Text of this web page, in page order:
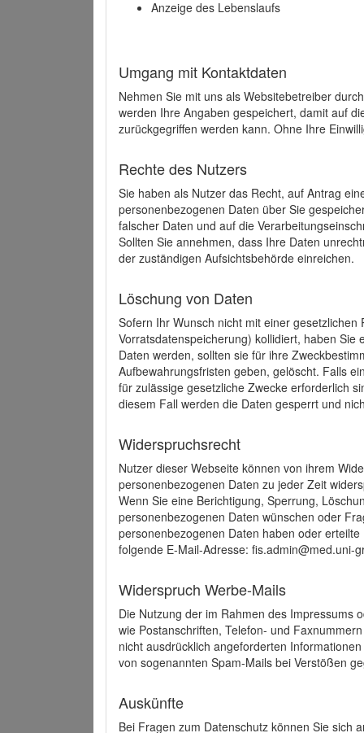
Anzeige des Lebenslaufs
Umgang mit Kontaktdaten
Nehmen Sie mit uns als Websitebetreiber
werden Ihre Angaben gespeichert, damit auf
zurückgegriffen werden kann. Ohne Ihre
Rechte des Nutzers
Sie haben als Nutzer das Recht, auf Antrag
personenbezogenen Daten über Sie
falscher Daten und auf die
Sollten Sie annehmen, dass Ihre Daten
der zuständigen Aufsichtsbehörde einreichen.
Löschung von Daten
Sofern Ihr Wunsch nicht mit einer
Vorratsdatenspeicherung) kollidiert, haben
Daten werden, sollten sie für ihre
Aufbewahrungsfristen geben, gelöscht. Falls
für zulässige gesetzliche Zwecke erforderlich
diesem Fall werden die Daten gesperrt und
Widerspruchsrecht
Nutzer dieser Webseite können von ihrem
personenbezogenen Daten zu jeder Zeit
Wenn Sie eine Berichtigung, Sperrung,
personenbezogenen Daten wünschen oder
personenbezogenen Daten haben oder
folgende E-Mail-Adresse: fis.admin@med.uni-
Widerspruch Werbe-Mails
Die Nutzung der im Rahmen des Impressums
wie Postanschriften, Telefon- und
nicht ausdrücklich angeforderten
von sogenannten Spam-Mails bei Verstößen
Auskünfte
Bei Fragen zum Datenschutz können Sie sich